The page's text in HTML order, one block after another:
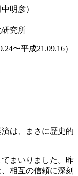
明彦）
究所
〜平成21.09.16）
は、まさに歴史的
まいりました。昨
相互の信頼に深刻